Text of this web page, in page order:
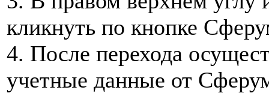
кликнуть по кнопке
4. После перехода
учетные данные от